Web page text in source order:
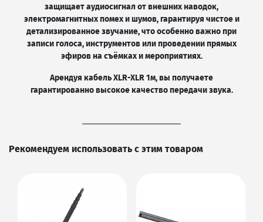
защищает аудиосигнал от внешних наводок,
электромагнитных помех и шумов, гарантируя чистое и
детализированное звучание, что особенно важно при
записи голоса, инструментов или проведении прямых
эфиров на съёмках и мероприятиях.
Арендуя кабель XLR-XLR 1м, вы получаете
гарантированно высокое качество передачи звука.
Рекомендуем использовать с этим товаром